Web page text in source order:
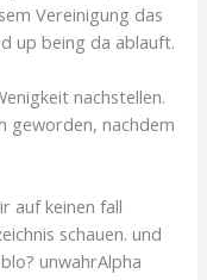
Vereinigung das
up being da ablauft.
nachstellen.
geworden, nachdem
auf keinen fall
schauen. und
unwahrAlpha